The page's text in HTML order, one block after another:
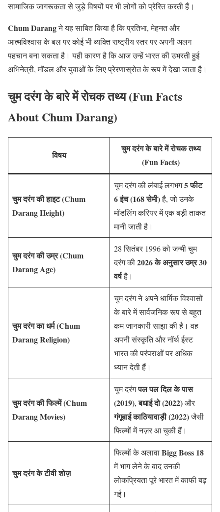
सामाजिक जागरूकता से जुड़े विषयों पर भी लोगों को प्रेरित करती हैं।
Chum Darangने यह साबित किया है कि प्रतिभा, मेहनत और
आत्मविश्वास के बल पर कोई भी व्यक्ति राष्ट्रीय स्तर पर अपनी अलग
पहचान बना सकता है। यही कारण है कि आज उन्हें भारत की उभरती हुई
अभिनेत्री, मॉडल और युवाओं के लिए प्रेरणास्रोत के रूप में देखा जाता है।
चुम दरंग के बारे में रोचक तथ्य (Fun Facts
About Chum Darang)
विषय
चुम दरंग के बारे में रोचक तथ्य
(Fun Facts)
चुम दरंग की हाइट (Chum
Darang Height)
चुम दरंग की लंबाई लगभग5 फीट
6 इंच (168 सेमी)है, जो उनके
मॉडलिंग करियर में एक बड़ी ताकत
मानी जाती है।
चुम दरंग की उम्र (Chum
Darang Age)
28 सितंबर 1996 को जन्मी चुम
दरंग की2026 के अनुसार उम्र 30
वर्षहै।
चुम दरंग का धर्म (Chum
Darang Religion)
चुम दरंग ने अपने धार्मिक विश्वासों
के बारे में सार्वजनिक रूप से बहुत
कम जानकारी साझा की है। वह
अपनी संस्कृति और नॉर्थ ईस्ट
भारत की परंपराओं पर अधिक
ध्यान देती हैं।
चुम दरंग की फिल्में (Chum
Darang Movies)
चुम दरंगपल पल दिल के पास
(2019),बधाई दो (2022)और
गंगूबाई काठियावाड़ी (2022)जैसी
फिल्मों में नज़र आ चुकी हैं।
चुम दरंग के टीवी शोज़
फिल्मों के अलावाBigg Boss 18
में भाग लेने के बाद उनकी
लोकप्रियता पूरे भारत में काफी बढ़
गई।